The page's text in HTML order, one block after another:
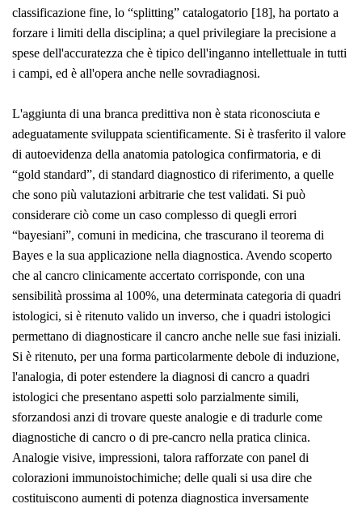
classificazione fine, lo “splitting” catalogatorio [18], ha portato a
forzare i limiti della disciplina; a quel privilegiare la precisione a
spese dell'accuratezza che è tipico dell'inganno intellettuale in tutti
i campi, ed è all'opera anche nelle sovradiagnosi.
L'aggiunta di una branca predittiva non è stata riconosciuta e
adeguatamente sviluppata scientificamente. Si è trasferito il valore
di autoevidenza della anatomia patologica confirmatoria, e di
“gold standard”, di standard diagnostico di riferimento, a quelle
che sono più valutazioni arbitrarie che test validati. Si può
considerare ciò come un caso complesso di quegli errori
“bayesiani”, comuni in medicina, che trascurano il teorema di
Bayes e la sua applicazione nella diagnostica. Avendo scoperto
che al cancro clinicamente accertato corrisponde, con una
sensibilità prossima al 100%, una determinata categoria di quadri
istologici, si è ritenuto valido un inverso, che i quadri istologici
permettano di diagnosticare il cancro anche nelle sue fasi iniziali.
Si è ritenuto, per una forma particolarmente debole di induzione,
l'analogia, di poter estendere la diagnosi di cancro a quadri
istologici che presentano aspetti solo parzialmente simili,
sforzandosi anzi di trovare queste analogie e di tradurle come
diagnostiche di cancro o di pre-cancro nella pratica clinica.
Analogie visive, impressioni, talora rafforzate con panel di
colorazioni immunoistochimiche; delle quali si usa dire che
costituiscono aumenti di potenza diagnostica inversamente